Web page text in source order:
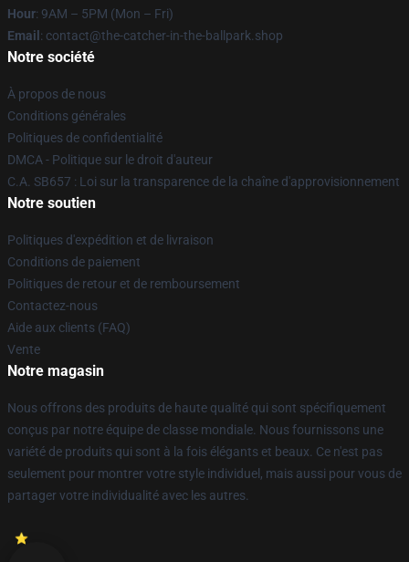
Hour: 9AM – 5PM (Mon – Fri)
Email : contact@the-catcher-in-the-ballpark.shop
Notre société
À propos de nous
Conditions générales
Politiques de confidentialité
DMCA - Politique sur le droit d'auteur
C.A. SB657 : Loi sur la transparence de la chaîne d'approvisionnement
Notre soutien
Politiques d'expédition et de livraison
Conditions de paiement
Politiques de retour et de remboursement
Contactez-nous
Aide aux clients (FAQ)
Vente
Notre magasin
Nous offrons des produits de haute qualité qui sont spécifiquement
conçus par notre équipe de classe mondiale. Nous fournissons une
variété de produits qui sont à la fois élégants et beaux. Ce n'est pas
seulement pour montrer votre style individuel, mais aussi pour vous de
partager votre individualité avec les autres.